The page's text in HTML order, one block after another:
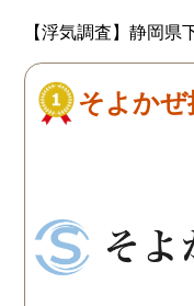
【浮気調査】静岡
そよかぜ